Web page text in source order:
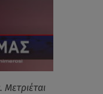
Μετριέται